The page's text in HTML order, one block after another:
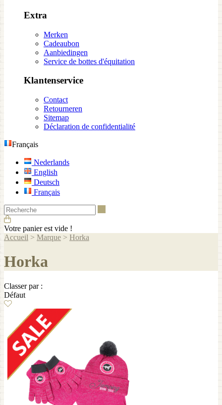
Extra
Merken
Cadeaubon
Aanbiedingen
Service de bottes d'équitation
Klantenservice
Contact
Retourneren
Sitemap
Déclaration de confidentialité
Français
Nederlands
English
Deutsch
Français
Votre panier est vide !
Accueil > Marque > Horka
Horka
Classer par :
Défaut